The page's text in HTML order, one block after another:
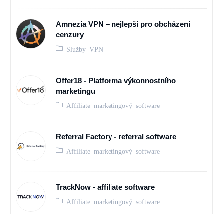
Amnezia VPN – nejlepší pro obcházení
cenzury
Služby VPN
Offer18 - Platforma výkonnostního
marketingu
Affiliate marketingový software
Referral Factory - referral software
Affiliate marketingový software
TrackNow - affiliate software
Affiliate marketingový software